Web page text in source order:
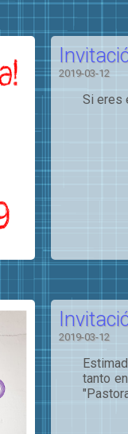
2019-03-12
Si eres
2019-03-12
tanto